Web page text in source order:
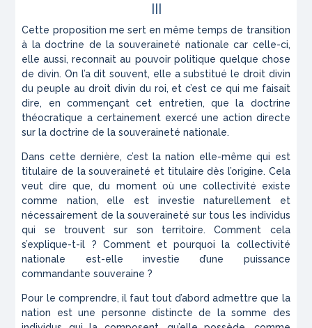
III
Cette proposition me sert en même temps de transition
à la doctrine de la souveraineté nationale car celle-ci,
elle aussi, reconnait au pouvoir politique quelque chose
de divin. On l’a dit souvent, elle a substitué le droit divin
du peuple au droit divin du roi, et c’est ce qui me faisait
dire, en commençant cet entretien, que la doctrine
théocratique a certainement exercé une action directe
sur la doctrine de la souveraineté nationale.
Dans cette dernière, c’est la nation elle-même qui est
titulaire de la souveraineté et titulaire dès l’origine. Cela
veut dire que, du moment où une collectivité existe
comme nation, elle est investie naturellement et
nécessairement de la souveraineté sur tous les individus
qui se trouvent sur son territoire. Comment cela
s’explique-t-il ? Comment et pourquoi la collectivité
nationale est-elle investie d’une puissance
commandante souveraine ?
Pour le comprendre, il faut tout d’abord admettre que la
nation est une personne distincte de la somme des